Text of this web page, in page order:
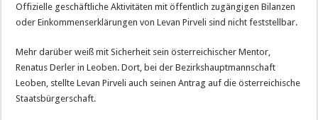
Offizielle geschäftliche Aktivitäten mit öffentlich zugängigen Bilanzen
oder Einkommenserklärungen von Levan Pirveli sind nicht feststellbar.
Mehr darüber weiß mit Sicherheit sein österreichischer Mentor,
Renatus Derler in Leoben. Dort, bei der Bezirkshauptmannschaft
Leoben, stellte Levan Pirveli auch seinen Antrag auf die österreichische
Staatsbürgerschaft.